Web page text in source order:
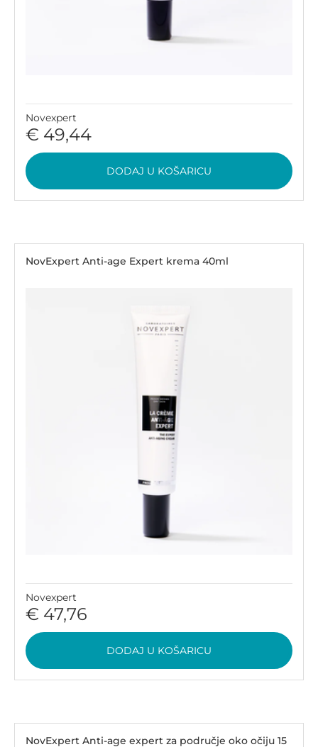
Novexpert
€ 49,44
DODAJ U KOŠARICU
NovExpert Anti-age Expert krema 40ml
Novexpert
€ 47,76
DODAJ U KOŠARICU
NovExpert Anti-age expert za područje oko očiju 15